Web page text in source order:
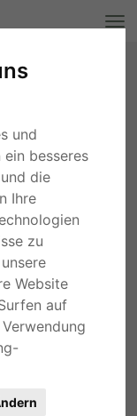
und
besseres
die
Ihre
zu
Website
auf